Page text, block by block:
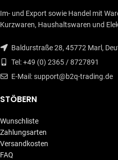
Im- und Export sowie Handel mit
Kurzwaren, Haushaltswaren und
Baldurstraße 28, 45772 Marl,
Tel: +49 (0) 2365 / 8727891
E-Mail: support@b2q-trading.de
STÖBERN
Wunschliste
Zahlungsarten
Versandkosten
FAQ